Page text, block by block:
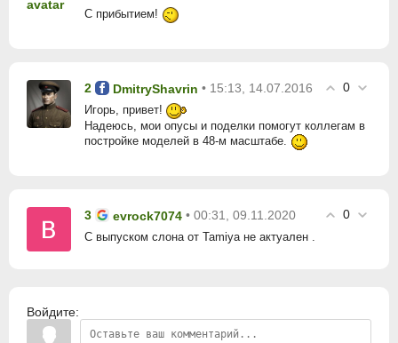
С прибытием!
0
2 DmitryShavrin • 15:13, 14.07.2016
Игорь, привет!
Надеюсь, мои опусы и поделки помогут коллегам в
постройке моделей в 48-м масштабе.
0
3 evrock7074 • 00:31, 09.11.2020
С выпуском слона от Tamiya не актуален .
Войдите: